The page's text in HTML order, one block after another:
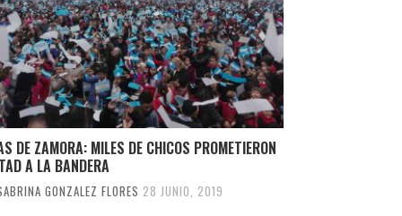
DE ZAMORA: MILES DE CHICOS PROMETIERON
A LA BANDERA
GONZALEZ FLORES 28 JUNIO, 2019